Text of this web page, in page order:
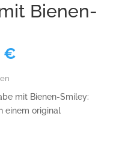
Bienen-
€
€Aktueller
23,00 €.
mit Bienen-Smiley:
einem original